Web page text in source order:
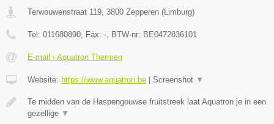
Terwouwenstraat 119 3800 Zepperen (Limburg)
Tel: 011680890 , Fax: - , BTW-nr: BE0472836101
E-mail › Aquatron Thermen
Website: https://www.aquatron.be | Screenshot ▼
Te midden van de Haspengouwse fruitstreek laat Aquatron je in een
gezellige ▼